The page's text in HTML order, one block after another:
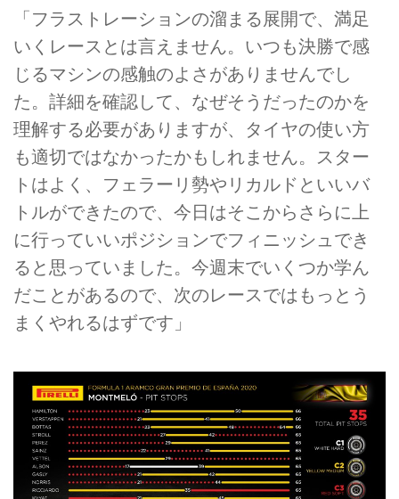
「フラストレーションの溜まる展開で、満足
いくレースとは言えません。いつも決勝で感
じるマシンの感触のよさがありませんでし
た。詳細を確認して、なぜそうだったのかを
理解する必要がありますが、タイヤの使い方
も適切ではなかったかもしれません。スター
トはよく、フェラーリ勢やリカルドといいバ
トルができたので、今日はそこからさらに上
に行っていいポジションでフィニッシュでき
ると思っていました。今週末でいくつか学ん
だことがあるので、次のレースではもっとう
まくやれるはずです」